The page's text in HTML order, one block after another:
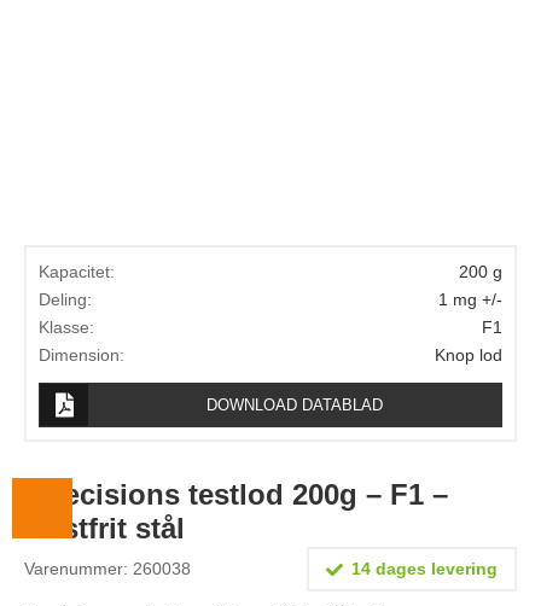
Om Vægtbutikken
Handelsbetingelser
Kapacitet:
200 g
Deling:
1 mg +/-
Klasse:
F1
Dimension:
Knop lod
DOWNLOAD DATABLAD
Præcisions testlod 200g – F1 –
Rustfrit stål
Varenummer: 260038 14 dages levering